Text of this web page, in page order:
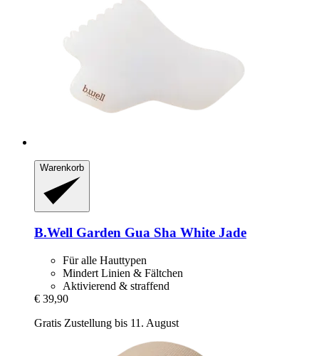
Warenkorb
B.Well Garden Gua Sha White Jade
Für alle Hauttypen
Mindert Linien & Fältchen
Aktivierend & straffend
€ 39,90
Gratis Zustellung bis 11. August